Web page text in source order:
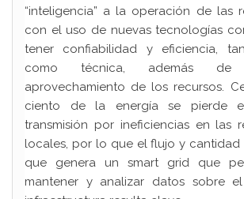
“inteligencia” a la operación de las
con el uso de nuevas tecnologías
tener confiabilidad y eficiencia,
como técnica, además
aprovechamiento de los recursos.
ciento de la energía se pierde
transmisión por ineficiencias en las
locales, por lo que el flujo y cantidad
que genera un smart grid que
mantener y analizar datos sobre